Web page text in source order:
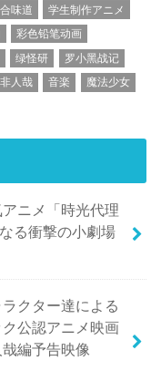
合味道
学生制作アニメ
彩色铅笔动画
绿怪研
罗小黑战记
非人哉 音楽 魔法少女
ニメ「時光代理
る衝撃の小劇場
クター達による
公認アニメ映画
哉編予告映像